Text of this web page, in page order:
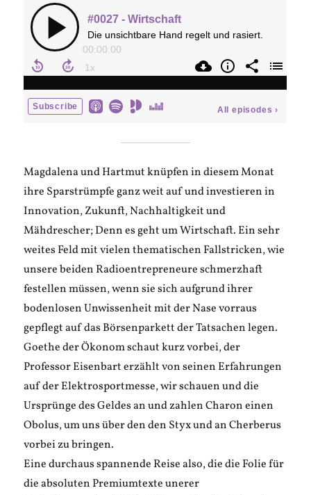
Magdalena und Hartmut knüpfen in diesem Monat
ihre Sparstrümpfe ganz weit auf und investieren in
Innovation, Zukunft, Nachhaltigkeit und
Mähdrescher; Denn es geht um Wirtschaft. Ein sehr
weites Feld mit vielen thematischen Fallstricken, wie
unsere beiden Radioentrepreneure schmerzhaft
festellen müssen, wenn sie sich aufgrund ihrer
bodenlosen Unwissenheit mit der Nase vorraus
gepflegt auf das Börsenparkett der Tatsachen legen.
Goethe der Ökonom schaut kurz vorbei, der
Professor Eisenbart erzählt von seinen Erfahrungen
auf der Elektrosportmesse, wir schauen und die
Ursprünge des Geldes an und zahlen Charon einen
Obolus, um uns über den den Styx und an Cherberus
vorbei zu bringen.
Eine durchaus spannende Reise also, die die Folie für
die absoluten Premiumtexte unerer